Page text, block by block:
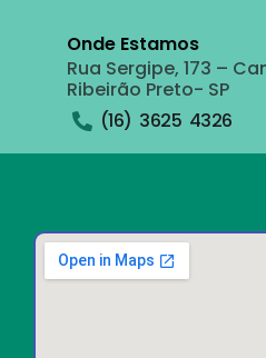
Onde Estamos
Rua Sergipe, 173 –
Ribeirão Preto- SP
(16) 3625 4326